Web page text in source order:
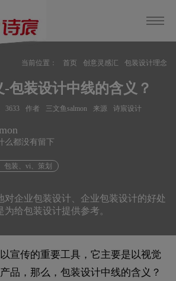
当前位置： 首页 创意灵感汇
包装设计理念
包装设计中线的含义？
3633 作者 三文鱼salmon 来源 诗宸设计
么都没有留下
包装、vi、策划
对企业包装设计、企业包装设计的好处
给包装设计提供参考。
宣传的重要工具，它主要是以视觉
品，那么，包装设计中线的含义？